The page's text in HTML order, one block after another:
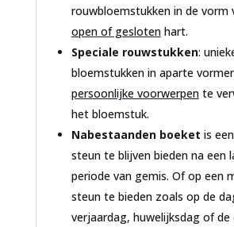
rouwbloemstukken in de vorm
open of geslotenhart.
Speciale rouwstukken:
bloemstukken in aparte
persoonlijke voorwerpente
het bloemstuk.
Nabestaanden boeket is
steun te blijven bieden na een
periode van gemis. Of op een
steun te bieden zoals op de
verjaardag, huwelijksdag of de